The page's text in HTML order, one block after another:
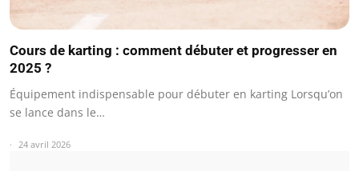
Cours de karting : comment débuter et progresser en
2025 ?
Équipement indispensable pour débuter en karting Lorsqu’on
se lance dans le…
24 avril 2026